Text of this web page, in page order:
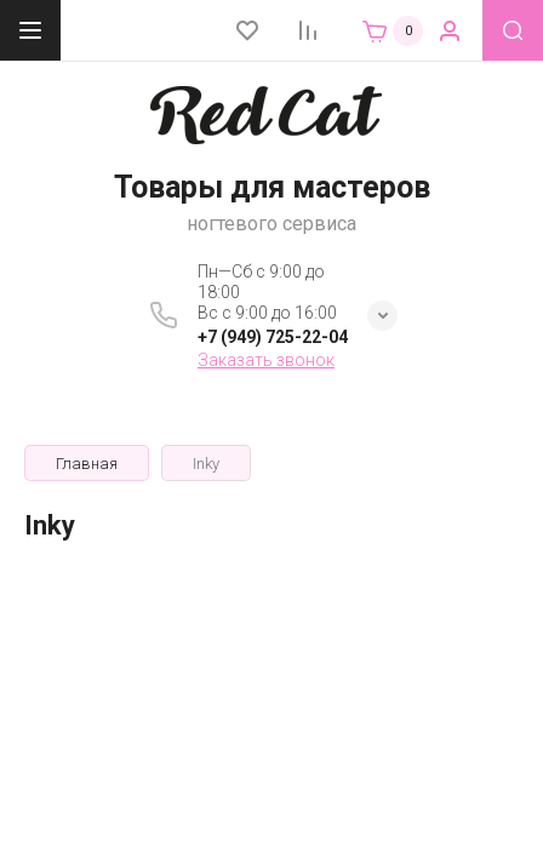
0
Товары для мастеров
ногтевого сервиса
Пн—Сб с 9:00 до
18:00
Вс с 9:00 до 16:00
+7 (949) 725-22-04
Заказать звонок
Главная Inky
Inky